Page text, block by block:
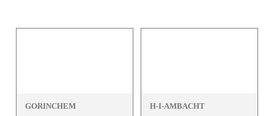
GORINCHEM H-I-AMBACHT